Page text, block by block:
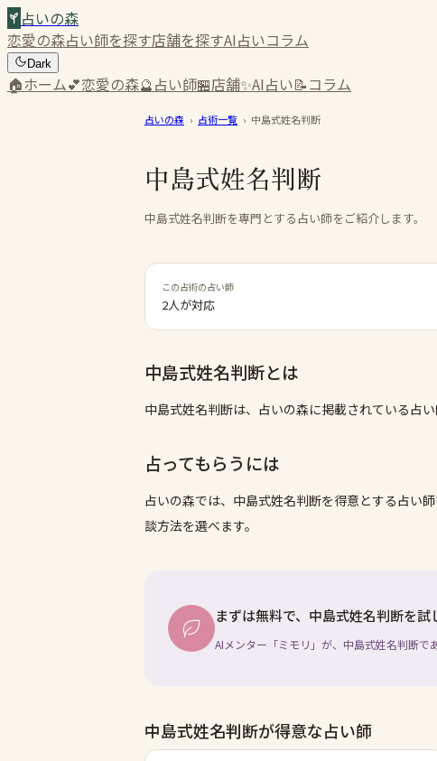
占いの森
恋愛の森占い師を探す店舗を探すAI占いコラム
Dark
🏠ホーム💕恋愛の森🔮占い師🏪店舗✨AI占い📝コラム
占いの森 › 占術一覧 › 中島式姓名判断
中島式姓名判断
中島式姓名判断を専門とする占い師をご紹介します。
この占術の占い師
2人が対応
中島式姓名判断とは
中島式姓名判断は、占いの森に掲載されている占
占ってもらうには
占いの森では、 中島式姓名判断を得意とする占い
談方法を選べます。
まずは無料で、中島式姓名判断を試
AIメンター「ミモリ」が、中島式姓名判断で
中島式姓名判断が得意な占い師